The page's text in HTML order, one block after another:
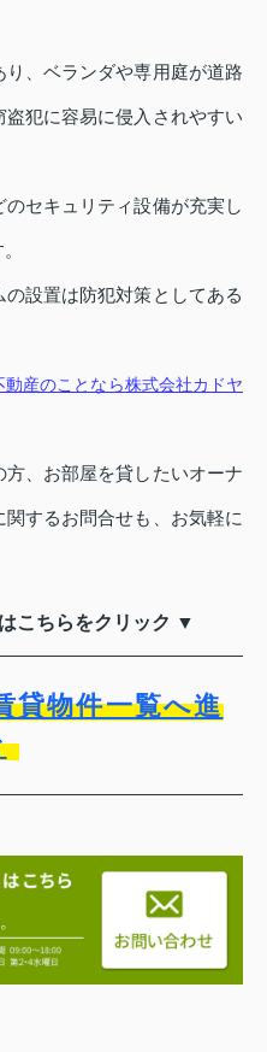
、ベランダや専用庭が道路
犯に容易に侵入されやすい
セキュリティ設備が充実し
設置は防犯対策としてある
産のことなら株式会社カドヤ
、お部屋を貸したいオーナ
するお問合せも、お気軽に
こちらをクリック ▼
貸物件一覧へ進